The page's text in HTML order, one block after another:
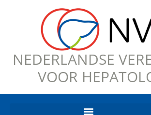
NEDERLANDSE
VOOR